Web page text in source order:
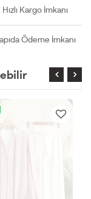
Hızlı Kargo İmkanı
Ödeme İmkanı